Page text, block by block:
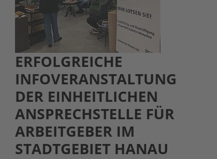
ERFOLGREICHE
INFOVERANSTALTUNG
DER EINHEITLICHEN
ANSPRECHSTELLE FÜR
ARBEITGEBER IM
STADTGEBIET HANAU